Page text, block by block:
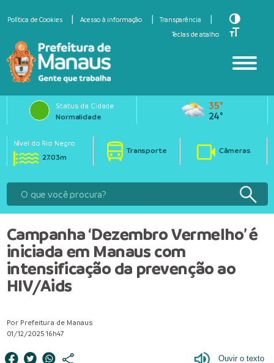
Política de Cookies Acesso à informação
Transparência
Teclas de atalho
Toggle
Toggle
Status da Cidade
Normalidade
35°
24°
Nível do Rio Negro
27.03m
Transporte Câmeras
Campanha ‘Dezembro Vermelho’ é
iniciada em Manaus com
intensificação da prevenção ao
HIV/Aids
Por Prefeitura de Manaus
01/12/2025 16h47